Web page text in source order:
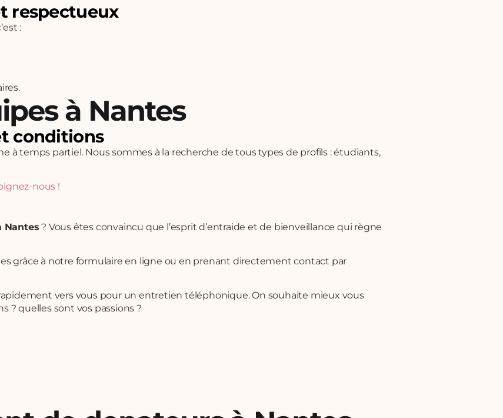
respectueux
:
à Nantes
conditions
à temps partiel. Nous sommes à la recherche de tous types de profils : étudiants,
nous !
Nantes ? Vous êtes convaincu que l’esprit d’entraide et de bienveillance qui règne
grâce à notre formulaire en ligne ou en prenant directement contact par
vers vous pour un entretien téléphonique. On souhaite mieux vous
? quelles sont vos passions ?